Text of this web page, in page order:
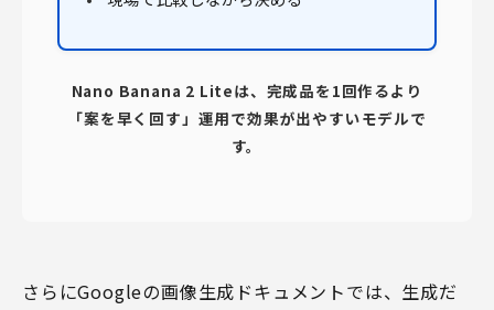
Nano Banana 2 Liteは、完成品を1回作るより
「案を早く回す」運用で効果が出やすいモデルで
す。
さらにGoogleの画像生成ドキュメントでは、生成だ